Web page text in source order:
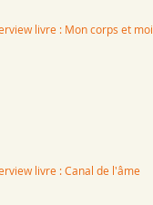
livre : Mon corps et moi
livre : Canal de l'âme